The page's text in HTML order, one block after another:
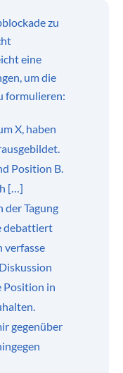
zu
eine
um die
formulieren:
X, haben
Position B.
[…]
der Tagung
debattiert
verfasse
Position in
gegenüber